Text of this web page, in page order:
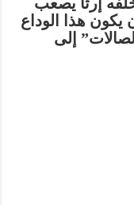
إرثاً يصعب
يكون هذا الوداع
إلى